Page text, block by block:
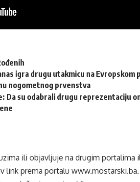
igra drugu utakmicu na Evropskom
nogometnog prvenstva
Da su odabrali drugu reprezentaciju
ili objavljuje na drugim portalima
link prema portalu www.mostarski.ba